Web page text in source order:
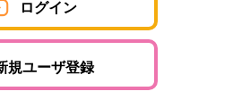
ログイン
規ユーザ登録